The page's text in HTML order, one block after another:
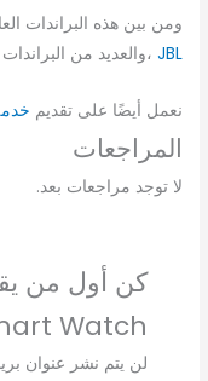
ومن بين هذه البراندات
JBL ،والعديد من
نعمل أيضًا على تقديم
المراجعات
لا توجد مراجعات بعد.
Watch”
لن يتم نشر عنوان